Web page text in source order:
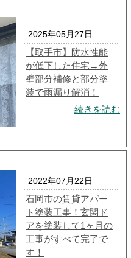
2025年05月27日
【取手市】防水性能
が低下した住宅→外
壁部分補修と部分塗
装で雨漏り解消！
続きを読む
2022年07月22日
石岡市の賃貸アパー
ト塗装工事！玄関ド
アを塗装して1ヶ月の
工事がすべて完了で
す！